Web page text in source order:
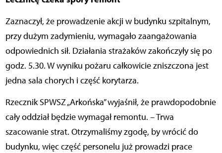
Zaznaczył, że prowadzenie akcji w budynku szpitalnym,
przy dużym zadymieniu, wymagało zaangażowania
odpowiednich sił. Działania strażaków zakończyły się po
godz. 5.30. W wyniku pożaru całkowicie zniszczona jest
jedna sala chorych i część korytarza.
Rzecznik SPWSZ „Arkońska” wyjaśnił, że prawdopodobnie
cały oddział będzie wymagał remontu. – Trwa
szacowanie strat. Otrzymaliśmy zgodę, by wrócić do
budynku, więc część personelu już prowadzi prace